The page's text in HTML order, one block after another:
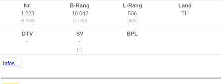
Nr.
1.223
(8.238)
B-Rang
10.042
(7.638)
L-Rang
506
(436)
Land
TH
DTV
-
SV
-
(-)
BPL
Infos...